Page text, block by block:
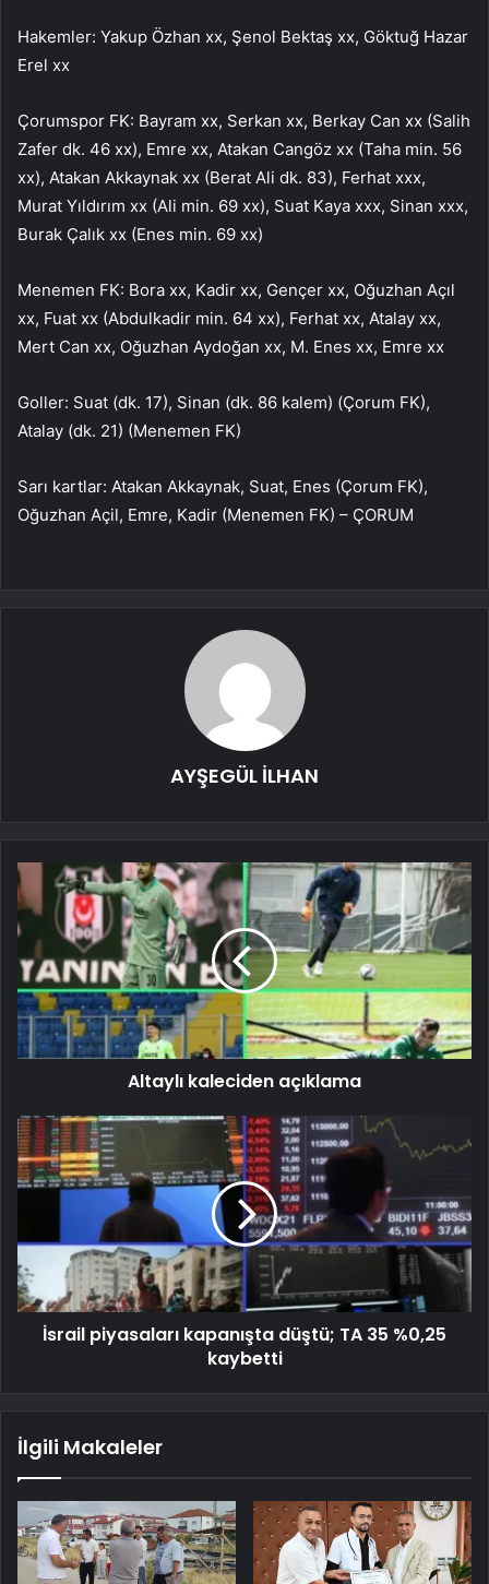
Hakemler: Yakup Özhan xx, Şenol Bektaş xx, Göktuğ Hazar
Erel xx
Çorumspor FK: Bayram xx, Serkan xx, Berkay Can xx (Salih
Zafer dk. 46 xx), Emre xx, Atakan Cangöz xx (Taha min. 56
xx), Atakan Akkaynak xx (Berat Ali dk. 83), Ferhat xxx,
Murat Yıldırım xx (Ali min. 69 xx), Suat Kaya xxx, Sinan xxx,
Burak Çalık xx (Enes min. 69 xx)
Menemen FK: Bora xx, Kadir xx, Gençer xx, Oğuzhan Açıl
xx, Fuat xx (Abdulkadir min. 64 xx), Ferhat xx, Atalay xx,
Mert Can xx, Oğuzhan Aydoğan xx, M. Enes xx, Emre xx
Goller: Suat (dk. 17), Sinan (dk. 86 kalem) (Çorum FK),
Atalay (dk. 21) (Menemen FK)
Sarı kartlar: Atakan Akkaynak, Suat, Enes (Çorum FK),
Oğuzhan Açil, Emre, Kadir (Menemen FK) – ÇORUM
AYŞEGÜL İLHAN
Altaylı kaleciden açıklama
İsrail piyasaları kapanışta düştü; TA 35 %0,25
kaybetti
İlgili Makaleler